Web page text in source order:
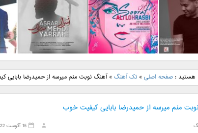
جدید رضا
نگار
دانلود آهنگ جدید علی
لهراسبی بنام صورت
دانلود آهنگ جدید مهدی
یراحی بنام اسرار
هستید :صفحه اصلی »تک آهنگ »آهنگ نوبت منم میرسه از حمیدرضا بابایی
منم میرسه از حمیدرضا بابایی کیفیت خوب
15 آگوست 2022